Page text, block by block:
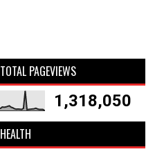
TOTAL PAGEVIEWS
1,318,050
HEALTH